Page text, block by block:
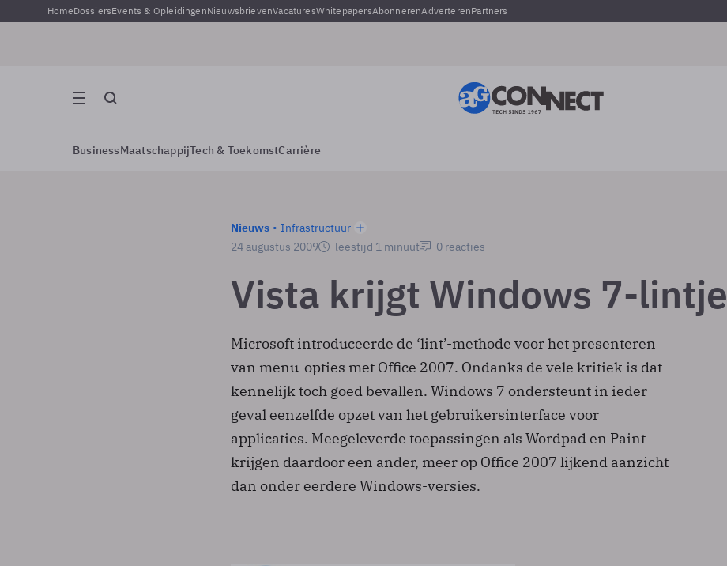
HomeDossiersEvents & OpleidingenNieuwsbrievenVacaturesWhitepapersAbonnerenAdverterenPartners
BusinessMaatschappijTech & ToekomstCarrière
Nieuws
Infrastructuur
24 augustus 2009
leestijd 1 minuut 0 reacties
Vista krijgt Windows 7-lintje
Microsoft introduceerde de ‘lint’-methode voor het presenteren
van menu-opties met Office 2007. Ondanks de vele kritiek is dat
kennelijk toch goed bevallen. Windows 7 ondersteunt in ieder
geval eenzelfde opzet van het gebruikersinterface voor
applicaties. Meegeleverde toepassingen als Wordpad en Paint
krijgen daardoor een ander, meer op Office 2007 lijkend aanzicht
dan onder eerdere Windows-versies.